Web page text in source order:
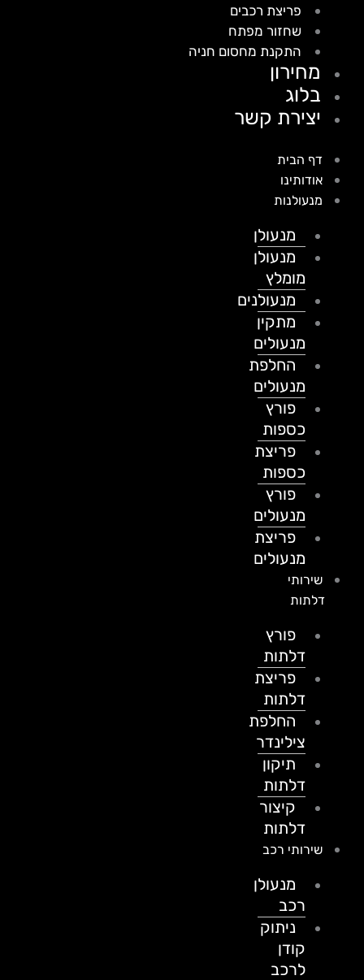
פריצת רכבים
שחזור מפתח
התקנת מחסום חניה
מחירון
בלוג
יצירת קשר
דף הבית
אודותינו
מנעולנות
מנעולן
מנעולן
מומלץ
מנעולנים
מתקין
מנעולים
החלפת
מנעולים
פורץ
כספות
פריצת
כספות
פורץ
מנעולים
פריצת
מנעולים
שירותי
דלתות
פורץ
דלתות
פריצת
דלתות
החלפת
צילינדר
תיקון
דלתות
קיצור
דלתות
שירותי רכב
מנעולן
ניתוק
לרכב